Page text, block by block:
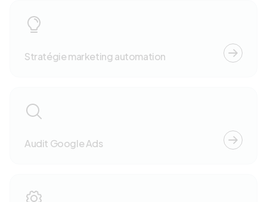
Stratégie marketing automation
Audit Google Ads